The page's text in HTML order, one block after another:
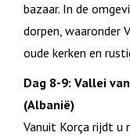
bazaar. In de
dorpen, waaronder
oude kerken en
Dag 8-9: Vallei
(Albanië)
Vanuit Korça rijdt u